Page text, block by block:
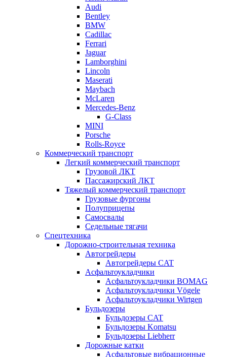
Audi
Bentley
BMW
Cadillac
Ferrari
Jaguar
Lamborghini
Lincoln
Maserati
Maybach
McLaren
Mercedes-Benz
G-Class
MINI
Porsche
Rolls-Royce
Коммерческий транспорт
Легкий коммерческий транспорт
Грузовой ЛКТ
Пассажирский ЛКТ
Тяжелый коммерческий транспорт
Грузовые фургоны
Полуприцепы
Самосвалы
Седельные тягачи
Спецтехника
Дорожно-строительная техника
Автогрейдеры
Автогрейдеры CAT
Асфальтоукладчики
Асфальтоукладчики BOMAG
Асфальтоукладчики Vögele
Асфальтоукладчики Wirtgen
Бульдозеры
Бульдозеры CAT
Бульдозеры Komatsu
Бульдозеры Liebherr
Дорожные катки
Асфальтовые вибрационные